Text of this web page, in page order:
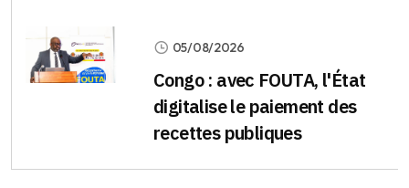
05/08/2026
Congo : avec FOUTA, l'État
digitalise le paiement des
recettes publiques